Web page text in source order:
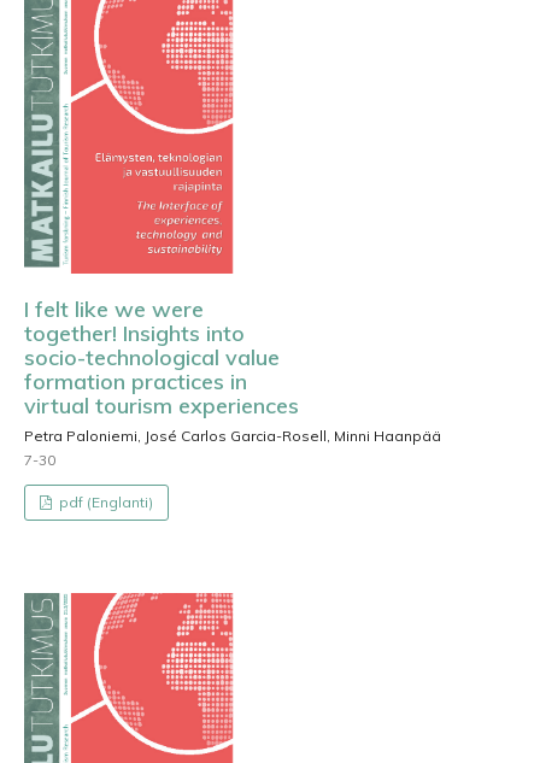
I felt like we were
together! Insights into
socio-technological value
formation practices in
virtual tourism experiences
Petra Paloniemi, José Carlos Garcia-Rosell, Minni Haanpää
7-30
pdf (Englanti)